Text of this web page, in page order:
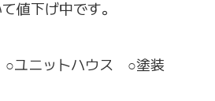
値下げ中です。
ユニットハウス ○塗装